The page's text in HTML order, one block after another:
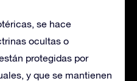
se hace
ocultas o
protegidas por
y que se mantienen